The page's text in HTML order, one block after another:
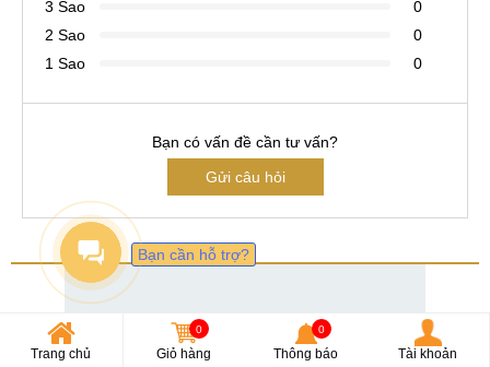
3 Sao
0
2 Sao
0
1 Sao
0
Bạn có vấn đề cần tư vấn?
Gửi câu hỏi
Trang chủ
0
Giỏ hàng
0
Thông báo Tài khoản
Bạn cần hỗ trợ?